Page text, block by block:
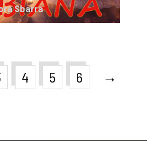
Sbarra
4 5 6 →